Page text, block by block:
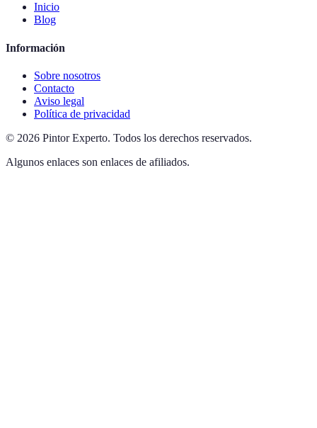
Inicio
Blog
Información
Sobre nosotros
Contacto
Aviso legal
Política de privacidad
© 2026 Pintor Experto. Todos los derechos reservados.
Algunos enlaces son enlaces de afiliados.